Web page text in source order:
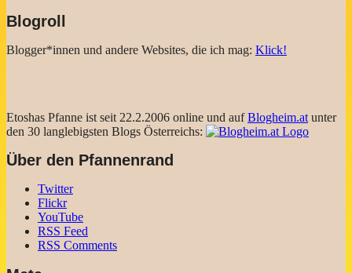
Blogroll
Blogger*innen und andere Websites, die ich mag: Klick!
Etoshas Pfanne ist seit 22.2.2006 online und aufBlogheim.at unter
den 30 langlebigsten Blogs Österreichs:
Über den Pfannenrand
Twitter
Flickr
YouTube
RSS Feed
RSS Comments